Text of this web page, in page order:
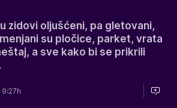
zidovi oljušćeni, pa gletovani,
su pločice, parket, vrata
a sve kako bi se prikrili